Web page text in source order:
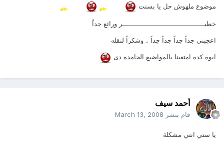
موضوع ملهوش حل يا بسنت
خطيـــــــــــــــــــــــــــــــــــــــــر ورائع جداً
اعجبنى جداً جداً جداً جداً .. وشكراً لنقله
ايوه كده امتعينا بالمواضيع الجامده دى
أحمد سيف
قام بنشر March 13, 2008
يا ستي انتي مشكلة